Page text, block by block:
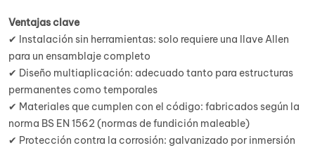
Ventajas clave
✔ Instalación sin herramientas: solo requiere una llave Allen
para un ensamblaje completo
✔ Diseño multiaplicación: adecuado tanto para estructuras
permanentes como temporales
✔ Materiales que cumplen con el código: fabricados según la
norma BS EN 1562 (normas de fundición maleable)
✔ Protección contra la corrosión: galvanizado por inmersión